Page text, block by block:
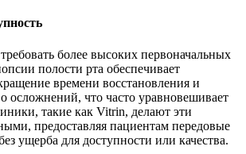
более высоких первоначальных
полости рта обеспечивает
времени восстановления и
осложнений, что часто уравновешивает
такие как Vitrin, делают эти
предоставляя пациентам передовые
ущерба для доступности или качества.